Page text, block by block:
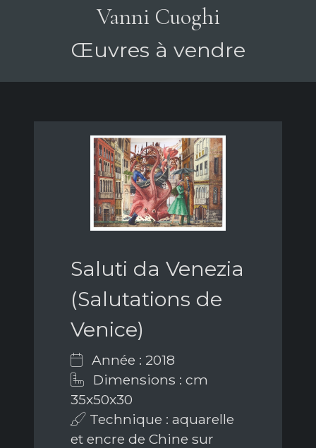
Vanni Cuoghi
Œuvres à vendre
Saluti da Venezia
(Salutations de
Venice)
Année : 2018
Dimensions : cm
35x50x30
Technique : aquarelle
et encre de Chine sur